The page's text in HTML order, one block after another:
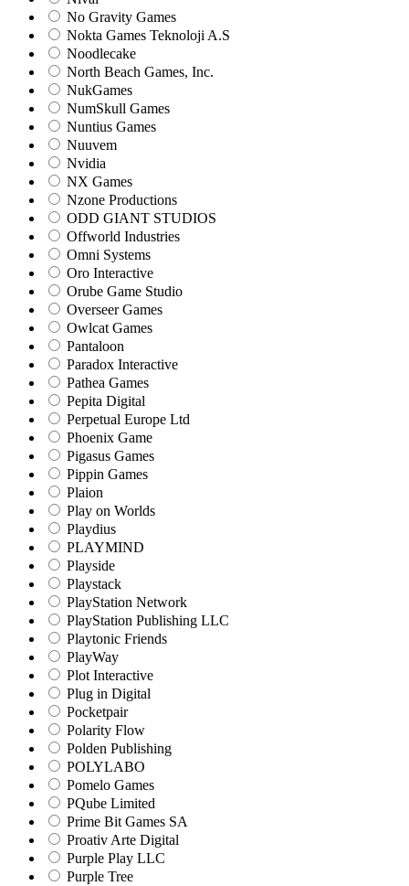
No Gravity Games
Nokta Games Teknoloji A.S
Noodlecake
North Beach Games, Inc.
NukGames
NumSkull Games
Nuntius Games
Nuuvem
Nvidia
NX Games
Nzone Productions
ODD GIANT STUDIOS
Offworld Industries
Omni Systems
Oro Interactive
Orube Game Studio
Overseer Games
Owlcat Games
Pantaloon
Paradox Interactive
Pathea Games
Pepita Digital
Perpetual Europe Ltd
Phoenix Game
Pigasus Games
Pippin Games
Plaion
Play on Worlds
Playdius
PLAYMIND
Playside
Playstack
PlayStation Network
PlayStation Publishing LLC
Playtonic Friends
PlayWay
Plot Interactive
Plug in Digital
Pocketpair
Polarity Flow
Polden Publishing
POLYLABO
Pomelo Games
PQube Limited
Prime Bit Games SA
Proativ Arte Digital
Purple Play LLC
Purple Tree